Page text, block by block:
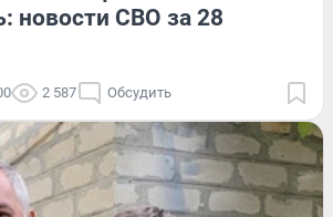
новости СВО за 28
2 587 Обсудить